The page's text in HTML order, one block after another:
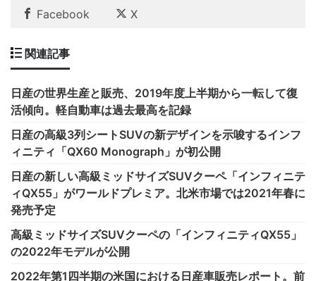
Facebook X
関連記事
日産の世界生産と販売、2019年度上半期から一転して復
活傾向。軽自動車は過去最高を記録
日産の高級3列シートSUVの新デザインを示唆するインフ
ィニティ「QX60 Monograph」が初公開
日産の新しい高級ミッドサイズSUVクーペ「インフィニテ
ィQX55」がワールドプレミア。北米市場では2021年春に
発売予定
高級ミッドサイズSUVクーペの「インフィニティQX55」
の2022年モデルが公開
2022年第1四半期の米国における日産車販売レポート。前